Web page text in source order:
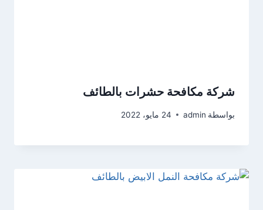
شركة مكافحة حشرات بالطائف
بواسطة admin 24 مايو، 2022